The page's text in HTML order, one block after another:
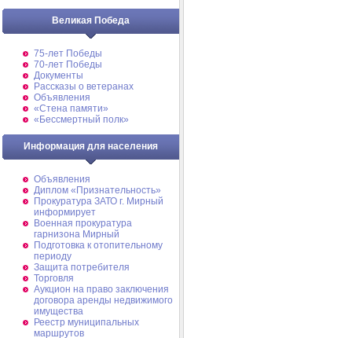
Великая Победа
75-лет Победы
70-лет Победы
Документы
Рассказы о ветеранах
Объявления
«Стена памяти»
«Бессмертный полк»
Информация для населения
Объявления
Диплом «Признательность»
Прокуратура ЗАТО г. Мирный
информирует
Военная прокуратура
гарнизона Мирный
Подготовка к отопительному
периоду
Защита потребителя
Торговля
Аукцион на право заключения
договора аренды недвижимого
имущества
Реестр муниципальных
маршрутов